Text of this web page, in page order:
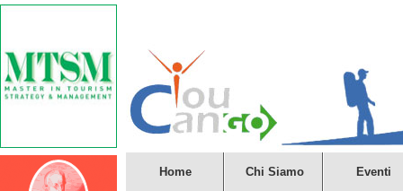
Home Chi Siamo Eventi